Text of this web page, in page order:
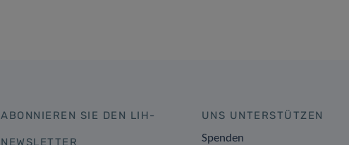
ABONNIEREN SIE DEN LIH-
NEWSLETTER
UNS UNTERSTÜTZEN
Spenden